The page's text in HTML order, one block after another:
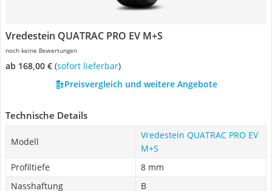
Vredestein QUATRAC PRO EV M+S
noch keine Bewertungen
ab 168,00 € ( Sofort lieferbar)
Preisvergleich und weitere Angebote
Technische Details
Modell
Vredestein QUATRAC PRO EV
M+S
Profiltiefe
8 mm
Nasshaftung
B